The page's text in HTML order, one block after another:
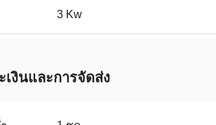
3 Kw
เงินและการจัดส่ง